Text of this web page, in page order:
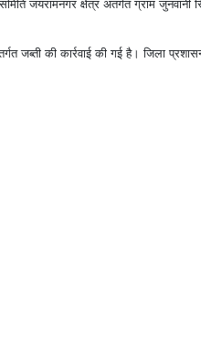
क्षेत्र अंतर्गत ग्राम जुनवानी
जब्ती की कार्रवाई की गई है। जिला